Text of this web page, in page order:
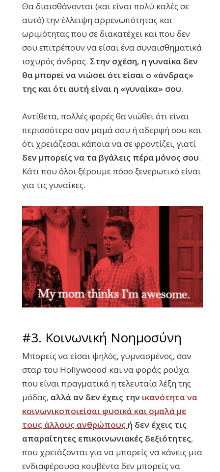
Θα διαισθάνονται (και είναι πολύ καλές σε
αυτό) την έλλειψη αρρενωπότητας και
ωριμότητας που σε διακατέχει και που δεν
σου επιτρέπουν να είσαι ένα συναισθηματικά
ισχυρός άνδρας. Στην σχέση, η γυναίκα δεν
θα μπορεί να νιώσει ότι είσαι ο «άνδρας»
της και ότι αυτή είναι η «γυναίκα» σου.
Αντίθετα, πολλές φορές θα νιώθει ότι είναι
περισσότερο σαν μαμά σου ή αδερφή σου και
ότι χρειάζεσαι κάποια να σε φροντίζει, γιατί
δεν μπορείς να τα βγάλεις πέρα μόνος σου.
Κάτι που όλοι ξέρουμε πόσο ξενερωτικό είναι
για τις γυναίκες.
#3. Κοινωνική Νοημοσύνη
Μπορείς να είσαι ψηλός, γυμνασμένος, σαν
σταρ του Hollywoood και να φοράς ρούχα
που είναι πραγματικά η τελευταία λέξη της
μόδας, αλλά αν δεν έχεις την ικανότητα να
κοινωνικοποιείσαι φυσικά και ομαλά με
τους άλλους ανθρώπους ή δεν έχεις τις
απαραίτητες επικοινωνιακές δεξιότητες,
που χρειάζονται για να μπορείς να κάνεις μια
ενδιαφέρουσα κουβέντα δεν μπορείς να